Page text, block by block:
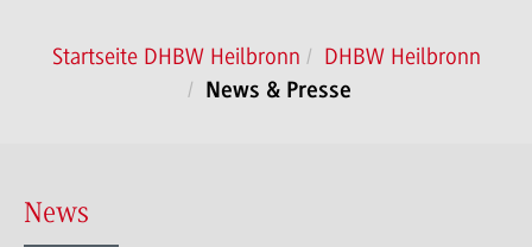
Startseite DHBW Heilbronn DHBW Heilbronn
News & Presse
News